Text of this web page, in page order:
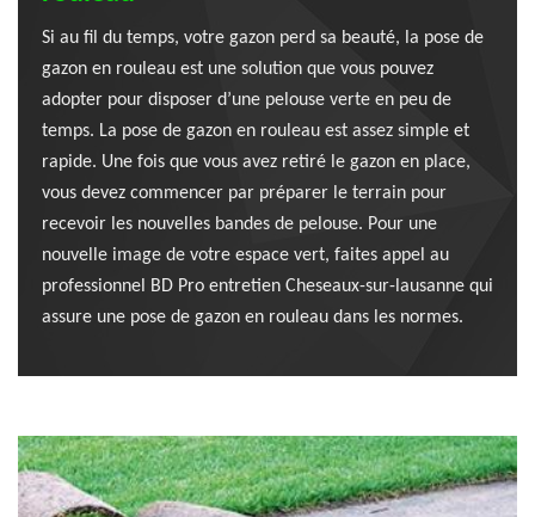
Si au fil du temps, votre gazon perd sa beauté, la pose de
gazon en rouleau est une solution que vous pouvez
adopter pour disposer d’une pelouse verte en peu de
temps. La pose de gazon en rouleau est assez simple et
rapide. Une fois que vous avez retiré le gazon en place,
vous devez commencer par préparer le terrain pour
recevoir les nouvelles bandes de pelouse. Pour une
nouvelle image de votre espace vert, faites appel au
professionnel BD Pro entretien Cheseaux-sur-lausanne qui
assure une pose de gazon en rouleau dans les normes.